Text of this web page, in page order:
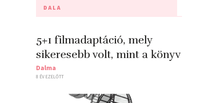
DALA
5+1 filmadaptáció, mely
sikeresebb volt, mint a könyv
Dalma
8 ÉV EZELŐTT